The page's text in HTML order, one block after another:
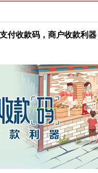
付收款码，商户收款利器